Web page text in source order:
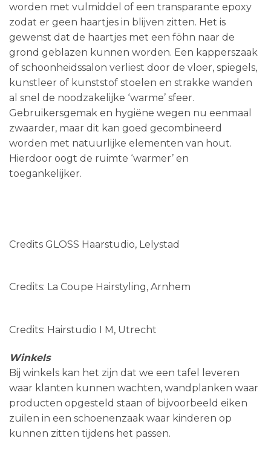
worden met vulmiddel of een transparante epoxy
zodat er geen haartjes in blijven zitten. Het is
gewenst dat de haartjes met een föhn naar de
grond geblazen kunnen worden. Een kapperszaak
of schoonheidssalon verliest door de vloer, spiegels,
kunstleer of kunststof stoelen en strakke wanden
al snel de noodzakelijke ‘warme’ sfeer.
Gebruikersgemak en hygiëne wegen nu eenmaal
zwaarder, maar dit kan goed gecombineerd
worden met natuurlijke elementen van hout.
Hierdoor oogt de ruimte ‘warmer’ en
toegankelijker.
Credits GLOSS Haarstudio, Lelystad
Credits: La Coupe Hairstyling, Arnhem
Credits: Hairstudio I M, Utrecht
Winkels
Bij winkels kan het zijn dat we een tafel leveren
waar klanten kunnen wachten, wandplanken waar
producten opgesteld staan of bijvoorbeeld eiken
zuilen in een schoenenzaak waar kinderen op
kunnen zitten tijdens het passen.